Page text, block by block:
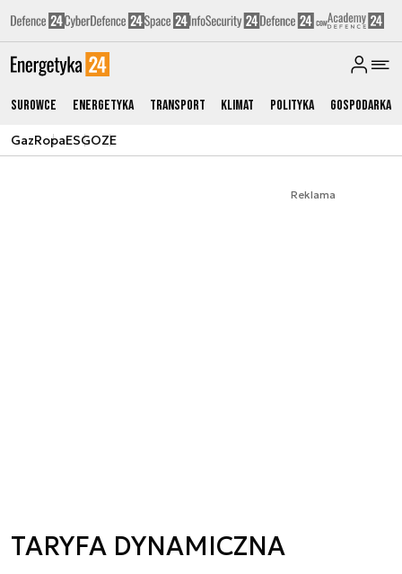
Surowce Energetyka Transport Klimat Polityka Gospodarka
GazRopaESGOZE
Reklama
TARYFA DYNAMICZNA